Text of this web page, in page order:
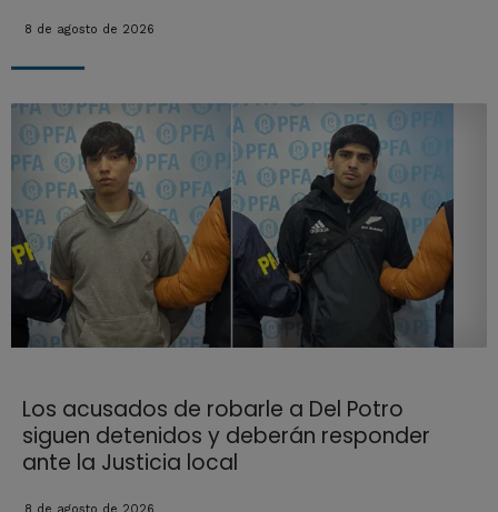
8 de agosto de 2026
Los acusados de robarle a Del Potro
siguen detenidos y deberán responder
ante la Justicia local
8 de agosto de 2026